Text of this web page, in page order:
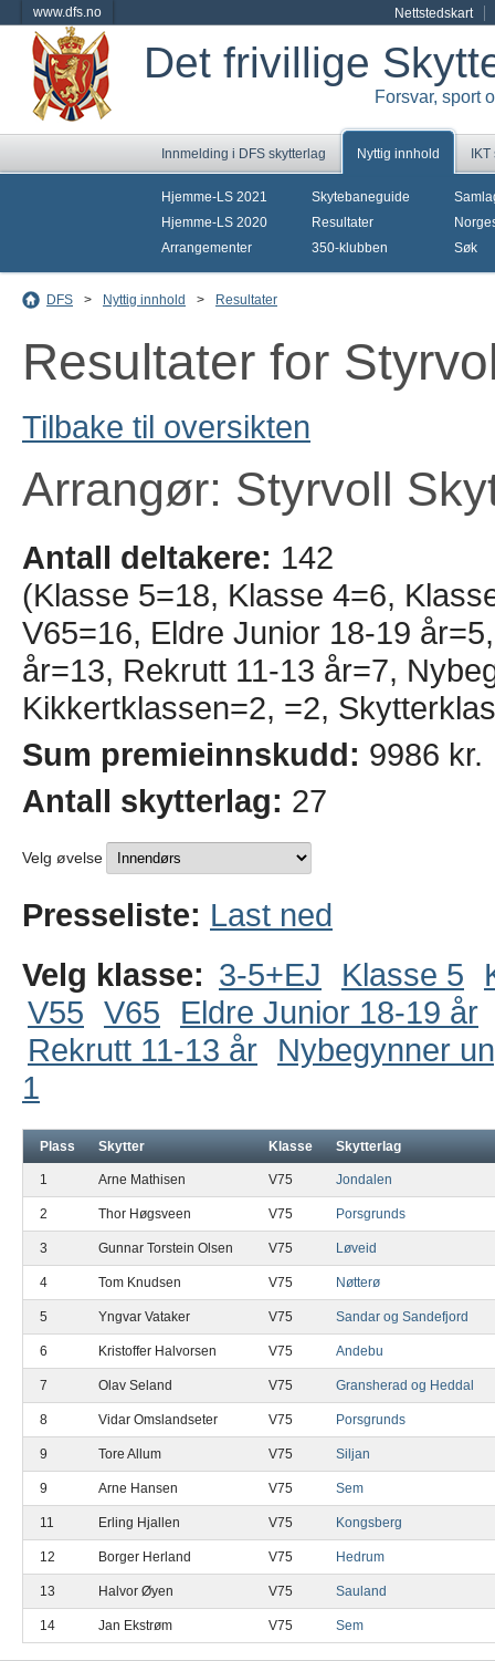
www.dfs.no Nettstedskart
Det frivillige
Forsvar, sport
Innmelding i DFS skytterlag Nyttig innhold
Hjemme-LS 2021
Hjemme-LS 2020
Arrangementer
Skytebaneguide
Resultater
350-klubben
Søk
DFS > Nyttig innhold > Resultater
Resultater for
Tilbake til oversikten
Arrangør: Styrvoll
Antall deltakere: 142
(Klasse 5=18, Klasse 4=6,
V65=16, Eldre Junior 18-19
år=13, Rekrutt 11-13 år=7,
Kikkertklassen=2, =2,
Sum premieinnskudd: 9986 kr.
Antall skytterlag: 27
Velg øvelse
Presseliste: Last ned
Velg klasse: 3-5+EJ Klasse 5
V55 V65
Eldre Junior 18-19 år
Rekrutt 11-13 år
Nybegynner
1
Plass Skytter Klasse Skytterlag
1 Arne Mathisen V75 Jondalen
2 Thor Høgsveen V75 Porsgrunds
3 Gunnar Torstein Olsen V75 Løveid
4 Tom Knudsen V75 Nøtterø
5 Yngvar Vataker V75 Sandar og Sandefjord
6 Kristoffer Halvorsen V75 Andebu
7 Olav Seland V75 Gransherad og Heddal
8 Vidar Omslandseter V75 Porsgrunds
9 Tore Allum V75 Siljan
9 Arne Hansen V75 Sem
11 Erling Hjallen V75 Kongsberg
12 Borger Herland V75 Hedrum
13 Halvor Øyen V75 Sauland
14 Jan Ekstrøm V75 Sem